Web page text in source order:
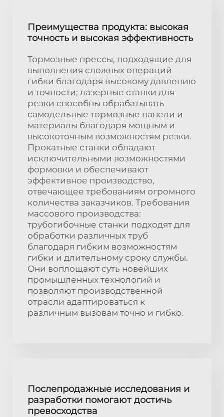
Преимущества продукта: высокая
точность и высокая эффективность
Тормозные прессы, подходящие для
выполнения сложных операций
гибки благодаря высокому давлению
и точности; лазерные станки для
резки способны обрабатывать
самодельные тормозные панели и
материалы благодаря мощным и
высокоточным возможностям резки.
Прокатные станки обладают
исключительными возможностями
формовки и обеспечивают
эффективное производство,
отвечающее требованиям огромного
количества заказчиков. Требования
массового производства:
трубогибочные станки подходят для
обработки различных труб
благодаря гибким возможностям
гибки и длительному сроку службы.
Они воплощают суть новейших
промышленных технологий и
позволяют производственной
отрасли адаптироваться к
различным вызовам точно и гибко.
Послепродажные исследования и
разработки помогают достичь
превосходства